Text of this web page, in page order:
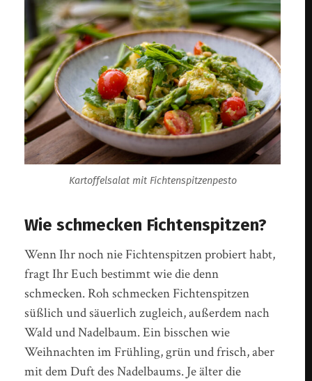
Kartoffelsalat mit Fichtenspitzenpesto
Wie schmecken Fichtenspitzen?
Wenn Ihr noch nie Fichtenspitzen probiert habt,
fragt Ihr Euch bestimmt wie die denn
schmecken. Roh schmecken Fichtenspitzen
süßlich und säuerlich zugleich, außerdem nach
Wald und Nadelbaum. Ein bisschen wie
Weihnachten im Frühling, grün und frisch, aber
mit dem Duft des Nadelbaums. Je älter die